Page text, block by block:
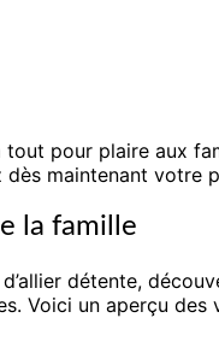
pour plaire aux
maintenant votre
la famille
détente,
Voici un aperçu